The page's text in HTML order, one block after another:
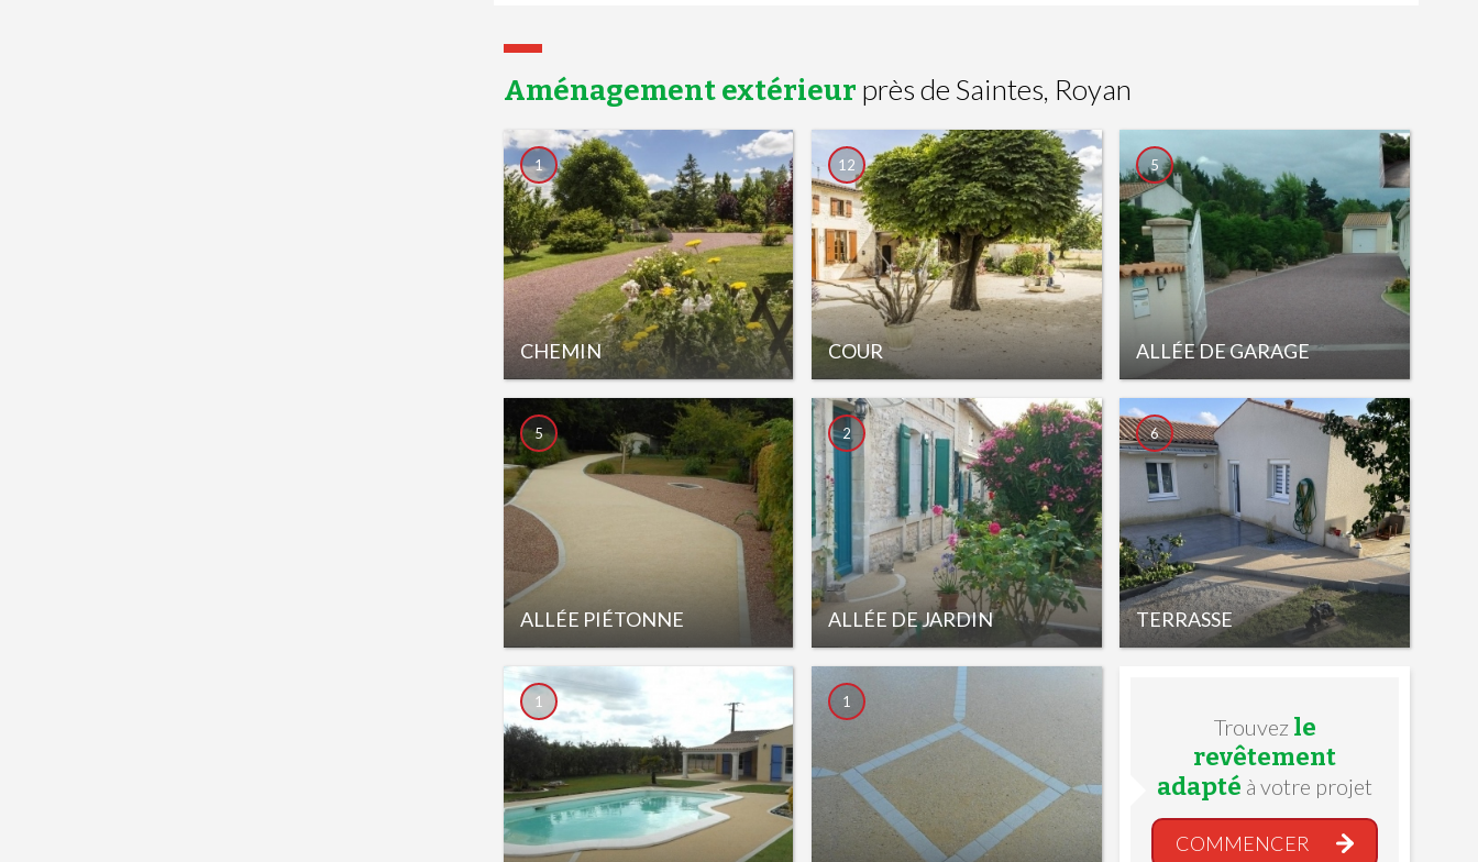
Aménagement extérieur près de Saintes, Royan
CHEMIN
1
COUR
12
ALLÉE DE GARAGE
5
ALLÉE PIÉTONNE
5
ALLÉE DE JARDIN
2
TERRASSE
6
1 1
Trouvez le
revêtement
adapté à votre projet
COMMENCER